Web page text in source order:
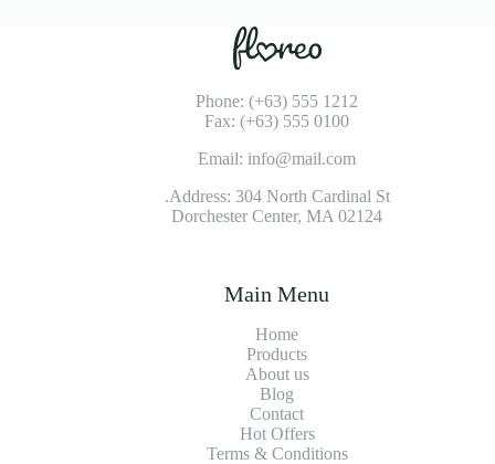
Phone: (+63) 555 1212
Fax: (+63) 555 0100
Email: info@mail.com
Address: 304 North Cardinal St.
Dorchester Center, MA 02124
Main Menu
Home
Products
About us
Blog
Contact
Hot Offers
Terms & Conditions